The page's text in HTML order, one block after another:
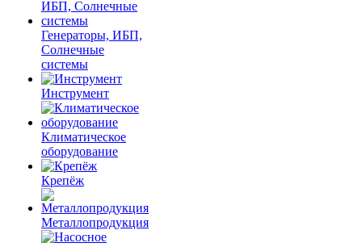
Генераторы, ИБП,
Солнечные
системы
Инструмент
Климатическое
оборудование
Крепёж
Металлопродукция